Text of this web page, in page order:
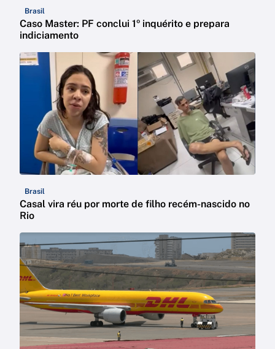
Brasil
Caso Master: PF conclui 1º inquérito e prepara
indiciamento
Brasil
Casal vira réu por morte de filho recém-nascido no
Rio